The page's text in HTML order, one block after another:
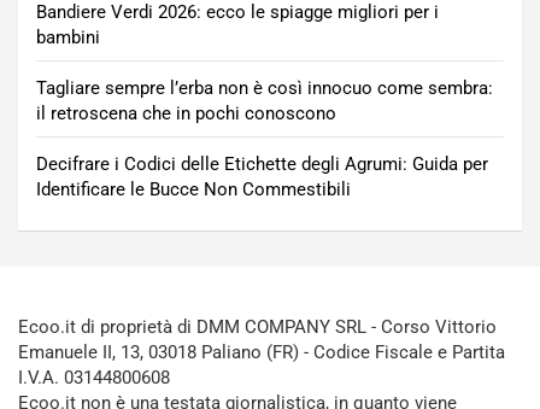
Bandiere Verdi 2026: ecco le spiagge migliori per i
bambini
Tagliare sempre l’erba non è così innocuo come sembra:
il retroscena che in pochi conoscono
Decifrare i Codici delle Etichette degli Agrumi: Guida per
Identificare le Bucce Non Commestibili
Ecoo.it di proprietà di DMM COMPANY SRL - Corso Vittorio
Emanuele II, 13, 03018 Paliano (FR) - Codice Fiscale e Partita
I.V.A. 03144800608
Ecoo.it non è una testata giornalistica, in quanto viene